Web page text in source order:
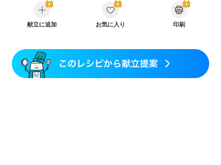
CKD（ステージ２）
CKD（ステージ３a）
乳がん（抗がん剤治療中）
乳がん（ホルモン療法中）
乳がん（放射線治療中）
妊婦健診・血圧が気になる（初期）
妊婦健診・血糖値が気になる（初期）
妊娠高血圧(中期)
妊娠糖尿病(初期)
献立に追加 お気に入り 印刷